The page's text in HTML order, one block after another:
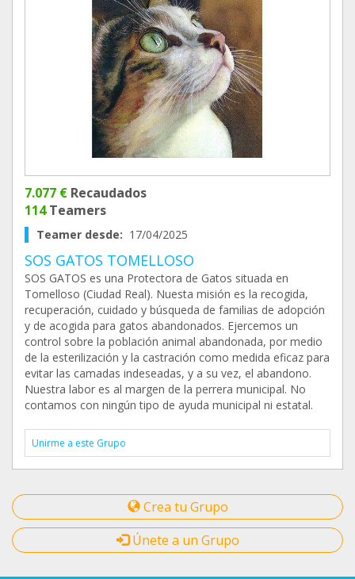
7.077 € Recaudados
114Teamers
Teamer desde: 17/04/2025
SOS GATOS TOMELLOSO
SOS GATOS es una Protectora de Gatos situada en
Tomelloso (Ciudad Real). Nuesta misión es la recogida,
recuperación, cuidado y búsqueda de familias de adopción
y de acogida para gatos abandonados. Ejercemos un
control sobre la población animal abandonada, por medio
de la esterilización y la castración como medida eficaz para
evitar las camadas indeseadas, y a su vez, el abandono.
Nuestra labor es al margen de la perrera municipal. No
contamos con ningún tipo de ayuda municipal ni estatal.
Unirme a este Grupo
Crea tu Grupo
Únete a un Grupo